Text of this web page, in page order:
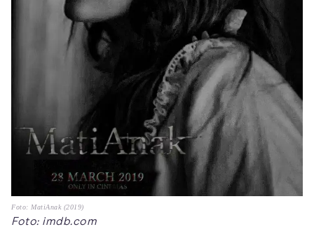
Foto: MatiAnak (2019)
Foto: imdb.com